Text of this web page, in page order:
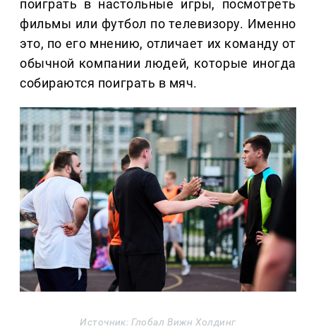
поиграть в настольные игры, посмотреть
фильмы или футбол по телевизору. Именно
это, по его мнению, отличает их команду от
обычной компании людей, которые иногда
собираются поиграть в мяч.
Источник: Глобал Вижн Холдинг